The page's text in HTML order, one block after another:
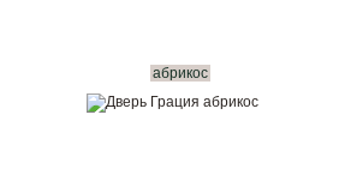
абрикос